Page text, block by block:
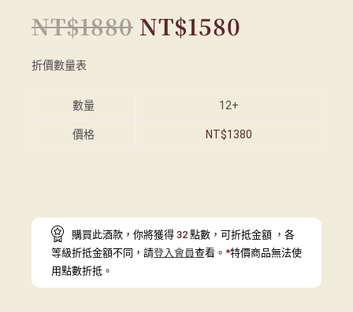
NT$1880 NT$1580
折價數量表
數量 12+
價格 NT$1380
購買此酒款，你將獲得 32 點數，可折抵金額 ，各
等級折抵金額不同，請登入會員查看。 *特價商品無法使
用點數折抵。